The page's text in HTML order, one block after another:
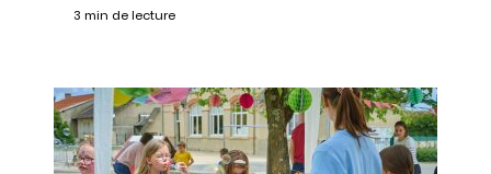
3 min de lecture